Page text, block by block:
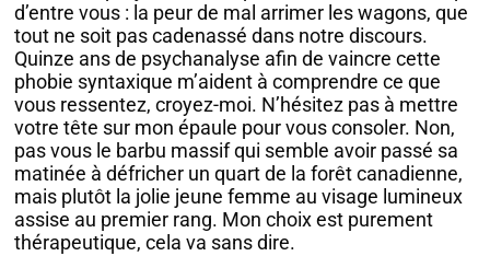
d’entre vous : la peur de mal arrimer les wagons, que
tout ne soit pas cadenassé dans notre discours.
Quinze ans de psychanalyse afin de vaincre cette
phobie syntaxique m’aident à comprendre ce que
vous ressentez, croyez-moi. N’hésitez pas à mettre
votre tête sur mon épaule pour vous consoler. Non,
pas vous le barbu massif qui semble avoir passé sa
matinée à défricher un quart de la forêt canadienne,
mais plutôt la jolie jeune femme au visage lumineux
assise au premier rang. Mon choix est purement
thérapeutique, cela va sans dire.